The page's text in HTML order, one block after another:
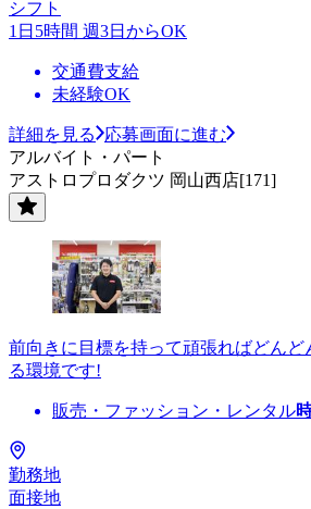
シフト
1日5時間 週3日からOK
交通費支給
未経験OK
詳細を見る
応募画面に進む
アルバイト・パート
アストロプロダクツ 岡山西店[171]
前向きに目標を持って頑張ればどんど
る環境です!
販売・ファッション・レンタル
勤務地
面接地